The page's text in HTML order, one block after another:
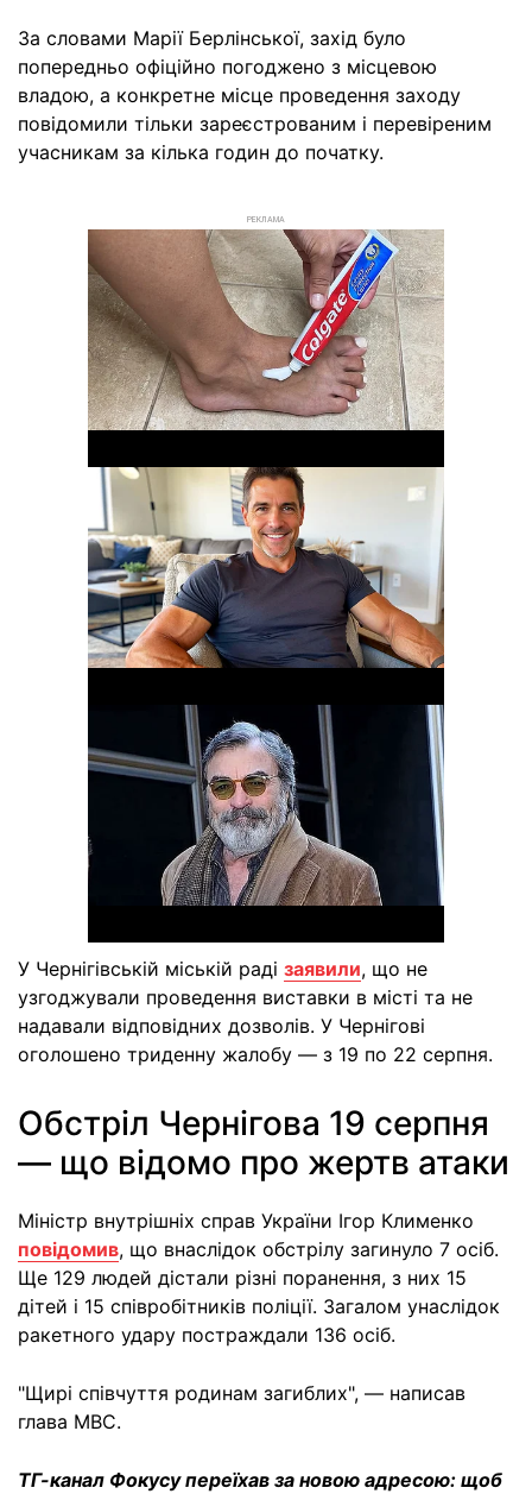
За словами Марії Берлінської, захід було
попередньо офіційно погоджено з місцевою
владою, а конкретне місце проведення заходу
повідомили тільки зареєстрованим і перевіреним
учасникам за кілька годин до початку.
РЕКЛАМА
У Чернігівській міській раді заявили, що не
узгоджували проведення виставки в місті та не
надавали відповідних дозволів. У Чернігові
оголошено триденну жалобу — з 19 по 22 серпня.
Обстріл Чернігова 19 серпня
— що відомо про жертв атаки
Міністр внутрішніх справ України Ігор Клименко
повідомив, що внаслідок обстрілу загинуло 7 осіб.
Ще 129 людей дістали різні поранення, з них 15
дітей і 15 співробітників поліції. Загалом унаслідок
ракетного удару постраждали 136 осіб.
"Щирі співчуття родинам загиблих", — написав
глава МВС.
ТГ-канал Фокусу переїхав за новою адресою: щоб